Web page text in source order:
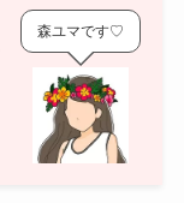
森ユマです♡